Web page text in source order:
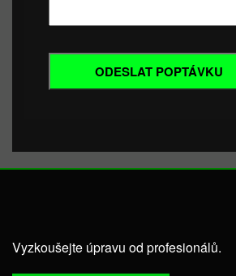
Vyzkoušejte úpravu od profesionálů.